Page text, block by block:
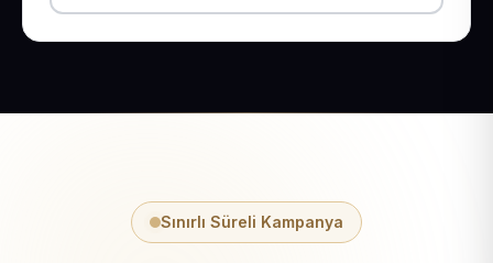
Sınırlı Süreli Kampanya